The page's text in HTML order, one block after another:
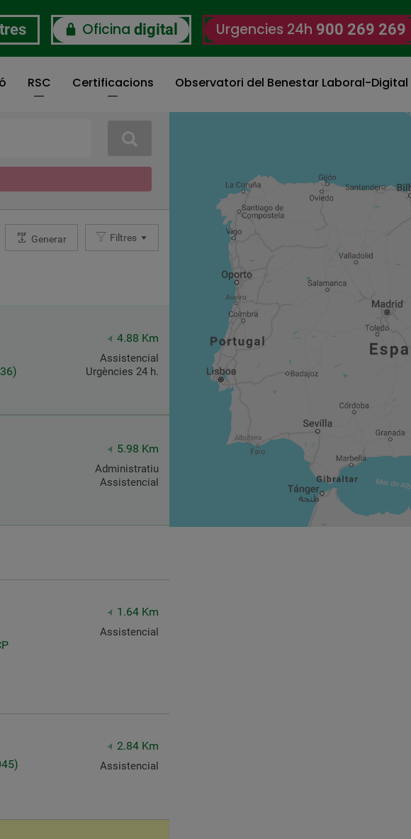
Oficina digital Urgencies 24h 900 269 269
RSC Certificacions Observatori del Benestar Laboral-Digital
Cerca
Filtres
Generar
4.88 Km
Assistencial
Urgències 24 h.
5.98 Km
Administratiu
Assistencial
1.64 Km
Assistencial
2.84 Km
Assistencial